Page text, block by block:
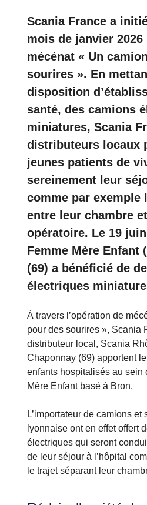
Scania France a
mois de janvier 2026
mécénat « Un
sourires ». En
disposition
santé, des camions
miniatures, Scania
distributeurs locaux
jeunes patients de
sereinement leur
comme par exemple
entre leur chambre
opératoire. Le 19
Femme Mère Enfant
(69) a bénéficié de
électriques
À travers l’opération de
pour des sourires », Scania
distributeur local, Scania
Chaponnay (69) apportent
enfants hospitalisés au sein
Mère Enfant basé à Bron.
L’importateur de camions et
lyonnaise ont en effet offert
électriques qui seront
de leur séjour à l’hôpital
le trajet séparant leur